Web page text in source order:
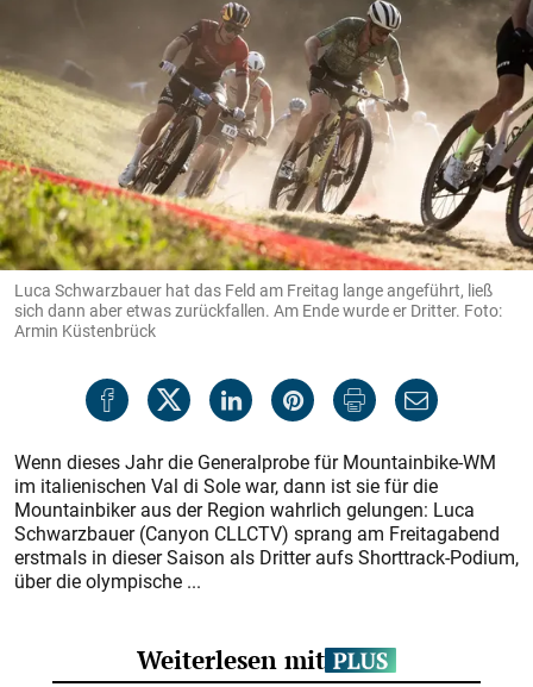
Luca Schwarzbauer hat das Feld am Freitag lange angeführt, ließ
sich dann aber etwas zurückfallen. Am Ende wurde er Dritter. Foto:
Armin Küstenbrück
Wenn dieses Jahr die Generalprobe für Mountainbike-WM
im italienischen Val di Sole war, dann ist sie für die
Mountainbiker aus der Region wahrlich gelungen: Luca
Schwarzbauer (Canyon CLLCTV) sprang am Freitagabend
erstmals in dieser Saison als Dritter aufs Shorttrack-Podium,
über die olympische ...